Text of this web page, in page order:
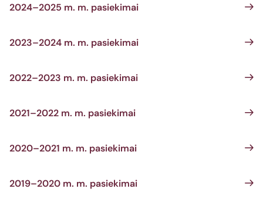
2024–2025 m. m. pasiekimai
2023–2024 m. m. pasiekimai
2022–2023 m. m. pasiekimai
2021–2022 m. m. pasiekimai
2020–2021 m. m. pasiekimai
2019–2020 m. m. pasiekimai